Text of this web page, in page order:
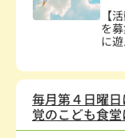
【
を
に
毎月第４日曜
覚のこども食